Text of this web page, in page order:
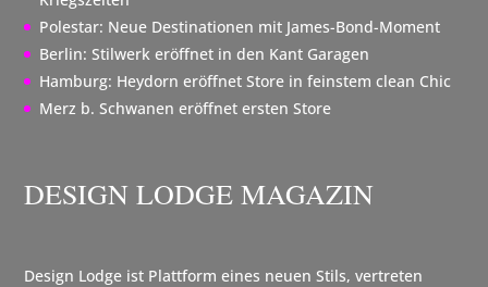
Polestar: Neue Destinationen mit James-Bond-Moment
Berlin: Stilwerk eröffnet in den Kant Garagen
Hamburg: Heydorn eröffnet Store in feinstem clean Chic
Merz b. Schwanen eröffnet ersten Store
DESIGN LODGE MAGAZIN
Design Lodge ist Plattform eines neuen Stils, vertreten